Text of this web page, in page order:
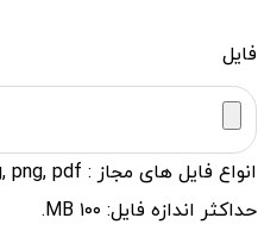
فایل
حداکثر اندازه فایل: ۱۰۰ MB.